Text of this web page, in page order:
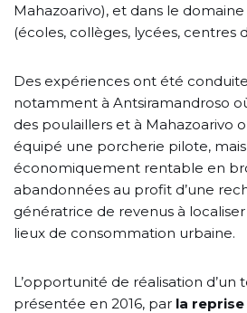
Mahazoarivo), et dans le
(écoles, collèges, lycées, centres
Des expériences ont été
notamment à Antsiramandroso
des poulaillers et à Mahazoarivo
équipé une porcherie pilote,
économiquement rentable en
abandonnées au profit d’une
génératrice de revenus à
lieux de consommation urbaine.
L’opportunité de réalisation d’un
présentée en 2016, par la